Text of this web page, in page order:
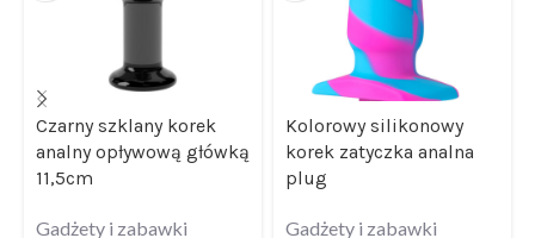
Czarny szklany korek
analny opływową główką
11,5cm
erotyczne ,Korki i plugi
Kolorowy silikonowy
korek zatyczka analna
plug
erotyczne ,Korki i plugi